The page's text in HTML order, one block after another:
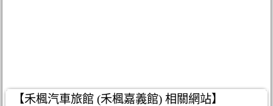
【禾楓汽車旅館 (禾楓嘉義館) 相關網站】